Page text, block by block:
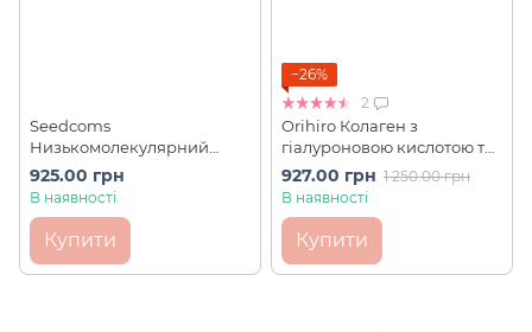
Seedcoms
Низькомолекулярний
колаген з гіалуроновою
кислотою й екстрактом
днів
925.00 грн
В наявності
Купити
−26%
2
Orihiro Колаген з
гіалуроновою кислотою та
глюкозаміном Collagen
11000 мг (180 г на 30 днів)
927.00 грн 1 250.00 грн
В наявності
Купити